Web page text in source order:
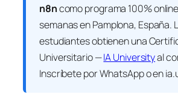
n8ncomo programa 100%
semanas en Pamplona, España.
estudiantes obtienen una
Universitario —IA Universityal
Inscríbete por WhatsApp o en